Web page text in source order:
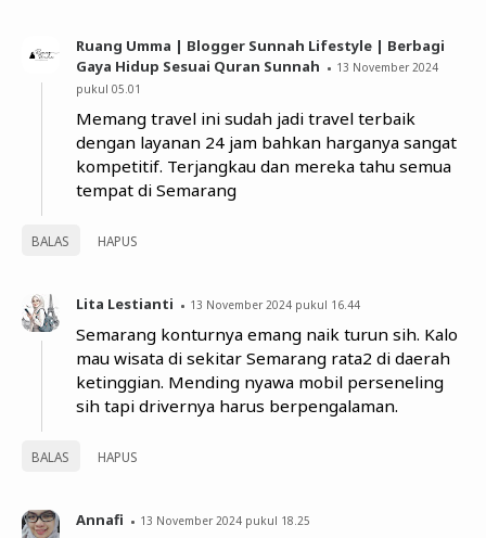
Ruang Umma | Blogger Sunnah Lifestyle | Berbagi
Gaya Hidup Sesuai Quran Sunnah
13 November 2024
pukul 05.01
Memang travel ini sudah jadi travel terbaik
dengan layanan 24 jam bahkan harganya sangat
kompetitif. Terjangkau dan mereka tahu semua
tempat di Semarang
BALAS HAPUS
Lita Lestianti 13 November 2024 pukul 16.44
Semarang konturnya emang naik turun sih. Kalo
mau wisata di sekitar Semarang rata2 di daerah
ketinggian. Mending nyawa mobil perseneling
sih tapi drivernya harus berpengalaman.
BALAS HAPUS
Annafi 13 November 2024 pukul 18.25